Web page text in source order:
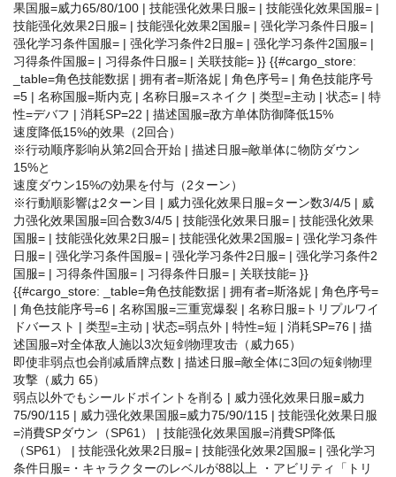
果国服=威力65/80/100 | 技能强化效果日服= | 技能强化效果国服= |
技能强化效果2日服= | 技能强化效果2国服= | 强化学习条件日服= |
强化学习条件国服= | 强化学习条件2日服= | 强化学习条件2国服= |
习得条件国服= | 习得条件日服= | 关联技能= }} {{#cargo_store:
_table=角色技能数据 | 拥有者=斯洛妮 | 角色序号= | 角色技能序号
=5 | 名称国服=斯内克 | 名称日服=スネイク | 类型=主动 | 状态= | 特
性=デバフ | 消耗SP=22 | 描述国服=敌方单体防御降低15%
速度降低15%的效果（2回合）
※行动顺序影响从第2回合开始 | 描述日服=敵単体に物防ダウン
15%と
速度ダウン15%の効果を付与（2ターン）
※行動順影響は2ターン目 | 威力强化效果日服=ターン数3/4/5 | 威
力强化效果国服=回合数3/4/5 | 技能强化效果日服= | 技能强化效果
国服= | 技能强化效果2日服= | 技能强化效果2国服= | 强化学习条件
日服= | 强化学习条件国服= | 强化学习条件2日服= | 强化学习条件2
国服= | 习得条件国服= | 习得条件日服= | 关联技能= }}
{{#cargo_store: _table=角色技能数据 | 拥有者=斯洛妮 | 角色序号=
| 角色技能序号=6 | 名称国服=三重宽爆裂 | 名称日服=トリプルワイ
ドバースト | 类型=主动 | 状态=弱点外 | 特性=短 | 消耗SP=76 | 描
述国服=对全体敌人施以3次短剑物理攻击（威力65）
即使非弱点也会削减盾牌点数 | 描述日服=敵全体に3回の短剣物理
攻撃（威力 65）
弱点以外でもシールドポイントを削る | 威力强化效果日服=威力
75/90/115 | 威力强化效果国服=威力75/90/115 | 技能强化效果日服
=消費SPダウン（SP61） | 技能强化效果国服=消費SP降低
（SP61） | 技能强化效果2日服= | 技能强化效果2国服= | 强化学习
条件日服=・キャラクターのレベルが88以上 ・アビリティ「トリ